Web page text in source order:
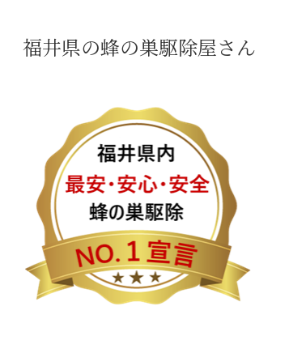
福井県の蜂の巣駆除屋さん